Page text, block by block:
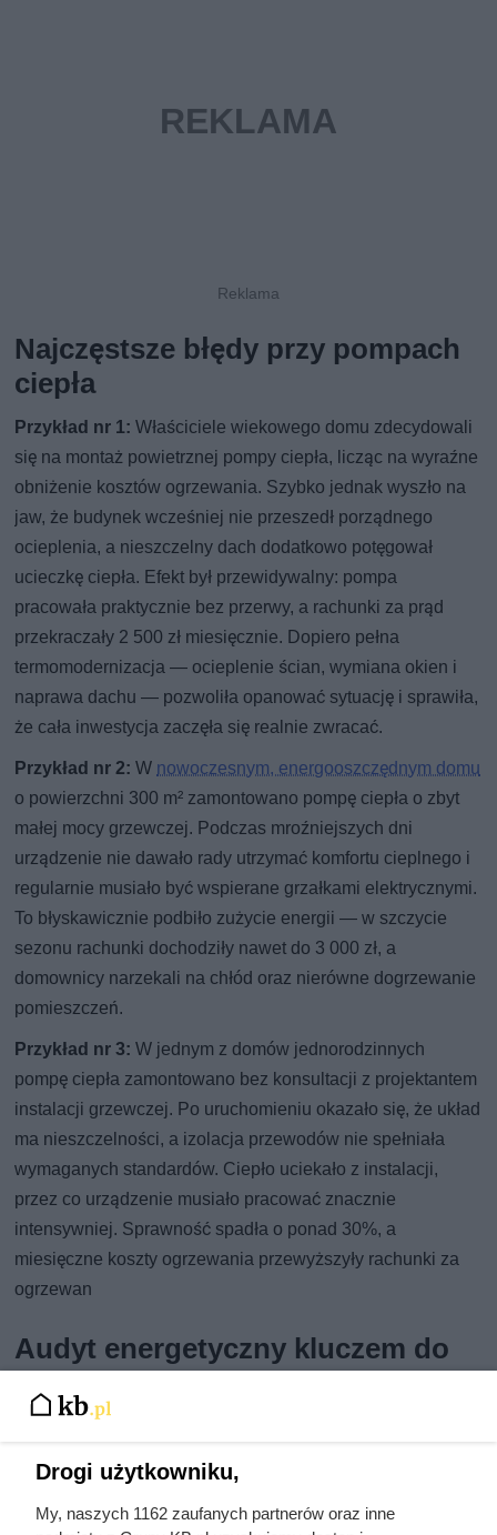
Najczęstsze błędy przy pompach
ciepła
Przykład nr 1: Właściciele wiekowego domu zdecydowali
się na montaż powietrznej pompy ciepła, licząc na wyraźne
obniżenie kosztów ogrzewania. Szybko jednak wyszło na
jaw, że budynek wcześniej nie przeszedł porządnego
ocieplenia, a nieszczelny dach dodatkowo potęgował
ucieczkę ciepła. Efekt był przewidywalny: pompa
pracowała praktycznie bez przerwy, a rachunki za prąd
przekraczały 2 500 zł miesięcznie. Dopiero pełna
termomodernizacja — ocieplenie ścian, wymiana okien i
naprawa dachu — pozwoliła opanować sytuację i sprawiła,
że cała inwestycja zaczęła się realnie zwracać.
Przykład nr 2: W nowoczesnym, energooszczędnym domu
o powierzchni 300 m² zamontowano pompę ciepła o zbyt
małej mocy grzewczej. Podczas mroźniejszych dni
urządzenie nie dawało rady utrzymać komfortu cieplnego i
regularnie musiało być wspierane grzałkami elektrycznymi.
To błyskawicznie podbiło zużycie energii — w szczycie
sezonu rachunki dochodziły nawet do 3 000 zł, a
domownicy narzekali na chłód oraz nierówne dogrzewanie
pomieszczeń.
Przykład nr 3: W jednym z domów jednorodzinnych
pompę ciepła zamontowano bez konsultacji z projektantem
instalacji grzewczej. Po uruchomieniu okazało się, że układ
ma nieszczelności, a izolacja przewodów nie spełniała
wymaganych standardów. Ciepło uciekało z instalacji,
przez co urządzenie musiało pracować znacznie
intensywniej. Sprawność spadła o ponad 30%, a
miesięczne koszty ogrzewania przewyższyły rachunki za
ogrzewan
Audyt energetyczny kluczem do
Podstawą bezproblemowej pracy
przed wyborem konkretnego modelu. Dopiero szczegółowa
analiza strat ciepła i faktycznej charakterystyki
Drogi użytkowniku,
My, naszych 1162 zaufanych partnerów oraz inne